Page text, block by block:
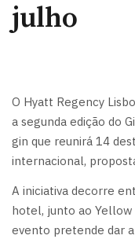
julho
O Hyatt Regency
a segunda edição do
gin que reunirá 14
internacional,
A iniciativa decorre
hotel, junto ao Yellow
evento pretende dar